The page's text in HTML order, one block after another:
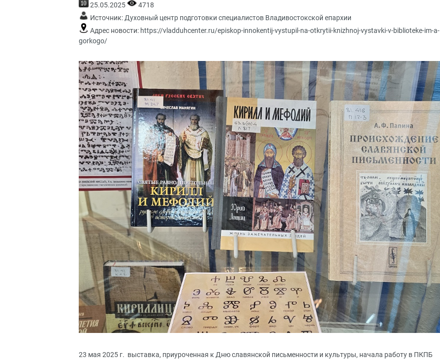
25.05.2025
4718
Источник:Духовный центр подготовки специалистов Владивостокской епархии
Адрес новости: https://vladduhcenter.ru/episkop-innokentij-vystupil-na-otkrytii-knizhnoj-vystavki-v-biblioteke-im-a-
gorkogo/
23 мая 2025 г. выставка, приуроченная к Дню славянской письменности и культуры, начала работу в ПКПБ